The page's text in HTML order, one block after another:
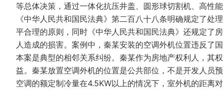
等总体决策，通过一体化抗压井盖、圆形球切割机、高性
《中华人民共和国民法典》第二百八十八条明确规定了
平合理的原则，同时《中华人民共和国民法典》还规定了
人造成的损害。案例中，秦某安装的空调外机位置违反了
本案是典型的相邻关系纠纷。秦某作为房地产权利人，其
益。秦某放置空调外机的位置是公共部位，不是开发人员
空调的额定制冷量在4.5KW以上的情况下，室外机的距离